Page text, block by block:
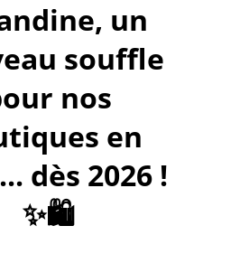
un
souffle
nos
en
dès 2026 !
✨🛍️